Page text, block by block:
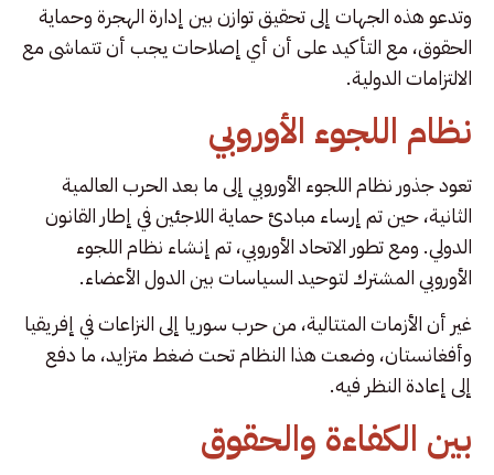
وتدعو هذه الجهات إلى تحقيق توازن بين إدارة الهجرة وحماية
الحقوق، مع التأكيد على أن أي إصلاحات يجب أن تتماشى مع
الالتزامات الدولية.
نظام اللجوء الأوروبي
تعود جذور نظام اللجوء الأوروبي إلى ما بعد الحرب العالمية
الثانية، حين تم إرساء مبادئ حماية اللاجئين في إطار القانون
الدولي. ومع تطور الاتحاد الأوروبي، تم إنشاء نظام اللجوء
الأوروبي المشترك لتوحيد السياسات بين الدول الأعضاء.
غير أن الأزمات المتتالية، من حرب سوريا إلى النزاعات في إفريقيا
وأفغانستان، وضعت هذا النظام تحت ضغط متزايد، ما دفع
إلى إعادة النظر فيه.
بين الكفاءة والحقوق